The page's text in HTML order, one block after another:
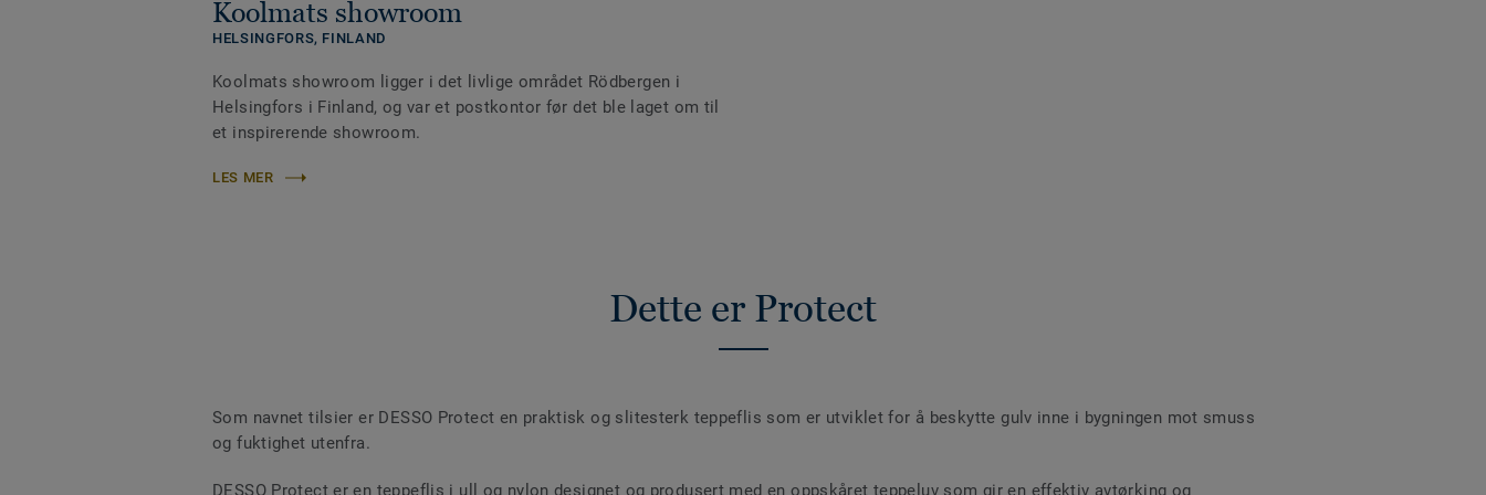
Koolmats showroom
HELSINGFORS, FINLAND
Koolmats showroom ligger i det livlige området Rödbergen i
Helsingfors i Finland, og var et postkontor før det ble laget om til
et inspirerende showroom.
LES MER
Dette er Protect
Som navnet tilsier er DESSO Protect en praktisk og slitesterk teppeflis som er utviklet for å beskytte gulv inne i bygningen mot smuss
og fuktighet utenfra.
DESSO Protect er en teppeflis i ull og nylon designet og produsert med en oppskåret teppeluv som gir en effektiv avtørking og